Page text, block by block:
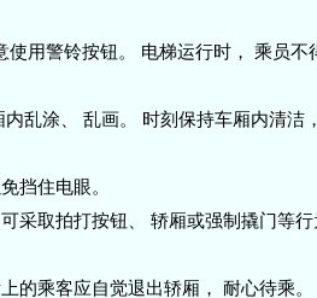
用警铃按钮。 电梯运行时， 乘员不
乱涂、 乱画。 时刻保持车厢内清洁
挡住电眼。
采取拍打按钮、 轿厢或强制撬门等
的乘客应自觉退出轿厢， 耐心待乘。